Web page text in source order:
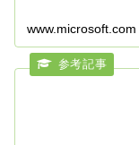
www.microsoft.com